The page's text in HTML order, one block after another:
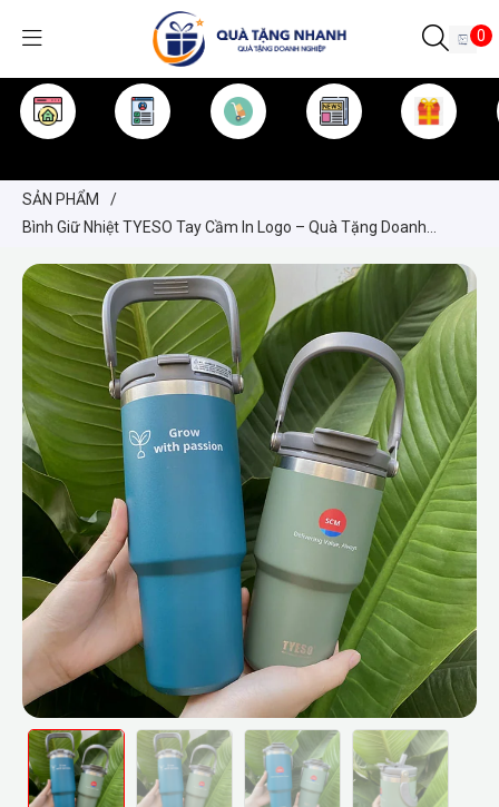
0
SẢN PHẨM
/
Bình Giữ Nhiệt TYESO Tay Cầm In Logo – Quà Tặng Doanh